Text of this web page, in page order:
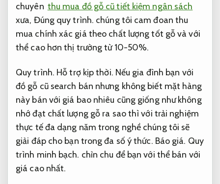
chuyên thu mua đồ gỗ cũ tiết kiệm ngân sách
xưa, Đúng quy trình. chúng tôi cam đoan thu
mua chính xác giá theo chất lượng tốt gỗ và với
thể cao hơn thị trường từ 10-50%.
Quy trình. Hỗ trợ kịp thời. Nếu gia đình bạn với
đồ gỗ cũ search bán nhưng không biết mặt hàng
này bán với giá bao nhiêu cũng giống như không
nhớ đạt chất lượng gỗ ra sao thì với trải nghiệm
thực tế đa dạng năm trong nghề chúng tôi sẽ
giải đáp cho bạn trong đa số ý thức. Báo giá. Quy
trình minh bạch. chỉn chu để bạn với thể bán với
giá cao nhất.